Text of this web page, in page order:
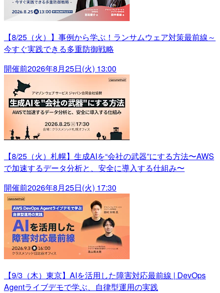
【8/25（火）】事例から学ぶ！ランサムウェア対策最前線～
今すぐ実践できる多重防御戦略
開催前2026年8月25日(火) 13:00
【8/25（火）札幌】生成AIを“会社の武器”にする方法〜AWS
で加速するデータ分析と、安全に導入する仕組み〜
開催前2026年8月25日(火) 17:30
【9/3（木）東京】AIを活用した障害対応最前線 | DevOps
Agentライブデモで学ぶ、自律型運用の実践